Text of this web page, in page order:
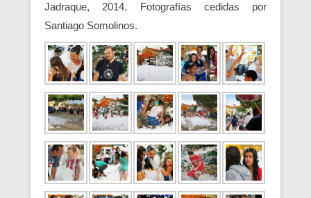
Jadraque, 2014. Fotografías cedidas por
Santiago Somolinos.